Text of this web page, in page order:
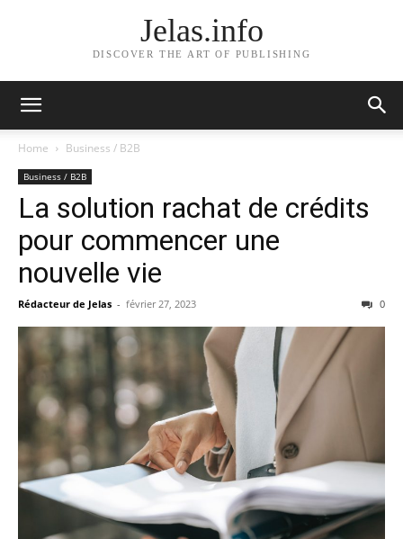
Jelas.info
DISCOVER THE ART OF PUBLISHING
Home Business / B2B
Business / B2B
La solution rachat de crédits
pour commencer une
nouvelle vie
Rédacteur de Jelas - février 27, 2023 0